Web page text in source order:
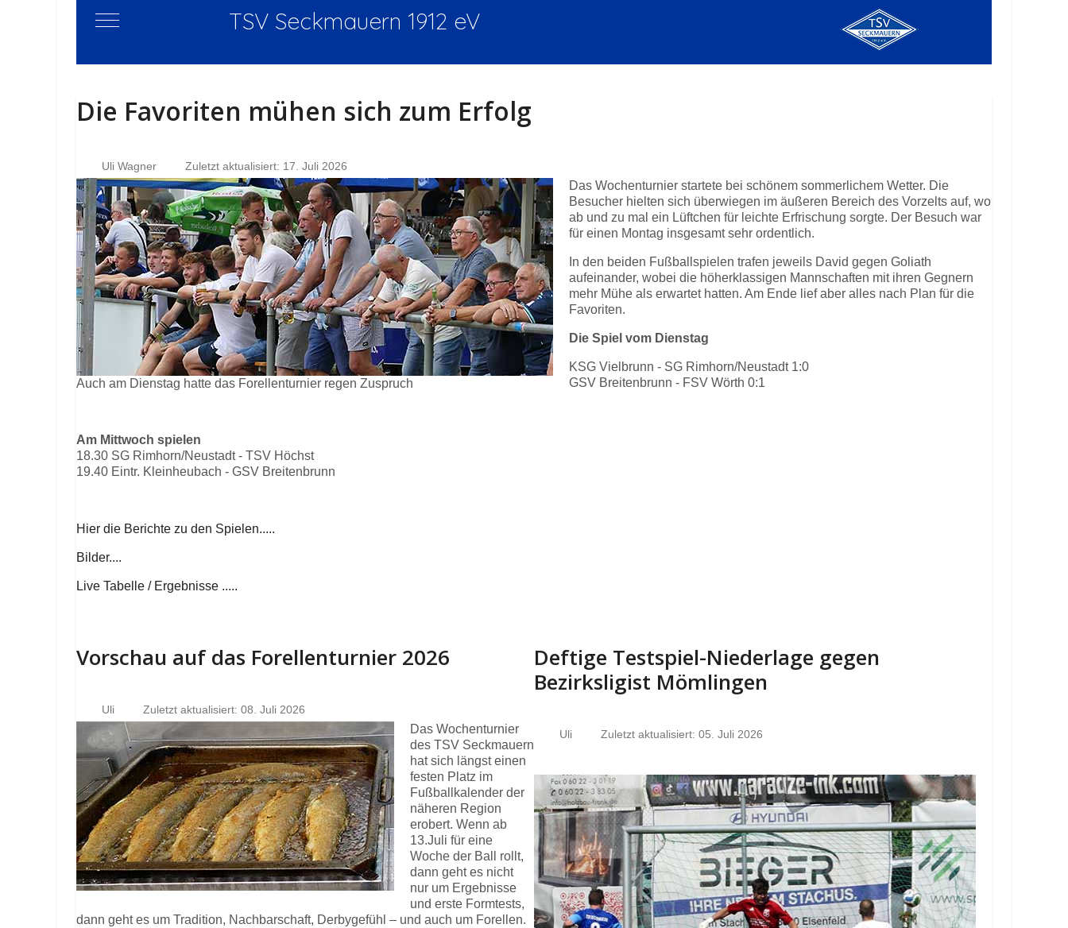
Mobile Menu Toggle TSV Seckmauern 1912 eV
Die Favoriten mühen sich zum Erfolg
Uli Wagner Zuletzt aktualisiert: 17. Juli 2026
Auch am Dienstag hatte das Forellenturnier regen Zuspruch
Das Wochenturnier startete bei schönem sommerlichem Wetter. Die
Besucher hielten sich überwiegen im äußeren Bereich des Vorzelts auf, wo
ab und zu mal ein Lüftchen für leichte Erfrischung sorgte. Der Besuch war
für einen Montag insgesamt sehr ordentlich.
In den beiden Fußballspielen trafen jeweils David gegen Goliath
aufeinander, wobei die höherklassigen Mannschaften mit ihren Gegnern
mehr Mühe als erwartet hatten. Am Ende lief aber alles nach Plan für die
Favoriten.
Die Spiel vom Dienstag
KSG Vielbrunn - SG Rimhorn/Neustadt 1:0
GSV Breitenbrunn - FSV Wörth 0:1
Am Mittwoch spielen
18.30 SG Rimhorn/Neustadt - TSV Höchst
19.40 Eintr. Kleinheubach - GSV Breitenbrunn
Hier die Berichte zu den Spielen.....
Bilder....
Live Tabelle / Ergebnisse .....
Vorschau auf das Forellenturnier 2026
Uli Zuletzt aktualisiert: 08. Juli 2026
Das Wochenturnier
des TSV Seckmauern
hat sich längst einen
festen Platz im
Fußballkalender der
näheren Region
erobert. Wenn ab
13.Juli für eine
Woche der Ball rollt,
dann geht es nicht
nur um Ergebnisse
und erste Formtests,
dann geht es um Tradition, Nachbarschaft, Derbygefühl – und auch um Forellen.
Deftige Testspiel-Niederlage gegen
Bezirksligist Mömlingen
Uli Zuletzt aktualisiert: 05. Juli 2026